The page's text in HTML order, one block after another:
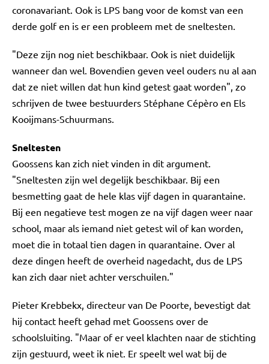
coronavariant. Ook is LPS bang voor de komst van een
derde golf en is er een probleem met de sneltesten.
"Deze zijn nog niet beschikbaar. Ook is niet duidelijk
wanneer dan wel. Bovendien geven veel ouders nu al aan
dat ze niet willen dat hun kind getest gaat worden", zo
schrijven de twee bestuurders Stéphane Cépèro en Els
Kooijmans-Schuurmans.
Sneltesten
Goossens kan zich niet vinden in dit argument.
"Sneltesten zijn wel degelijk beschikbaar. Bij een
besmetting gaat de hele klas vijf dagen in quarantaine.
Bij een negatieve test mogen ze na vijf dagen weer naar
school, maar als iemand niet getest wil of kan worden,
moet die in totaal tien dagen in quarantaine. Over al
deze dingen heeft de overheid nagedacht, dus de LPS
kan zich daar niet achter verschuilen."
Pieter Krebbekx, directeur van De Poorte, bevestigt dat
hij contact heeft gehad met Goossens over de
schoolsluiting. "Maar of er veel klachten naar de stichting
zijn gestuurd, weet ik niet. Er speelt wel wat bij de